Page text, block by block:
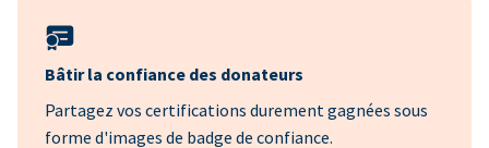
Bâtir la confiance des donateurs
Partagez vos certifications durement gagnées sous
forme d'images de badge de confiance.